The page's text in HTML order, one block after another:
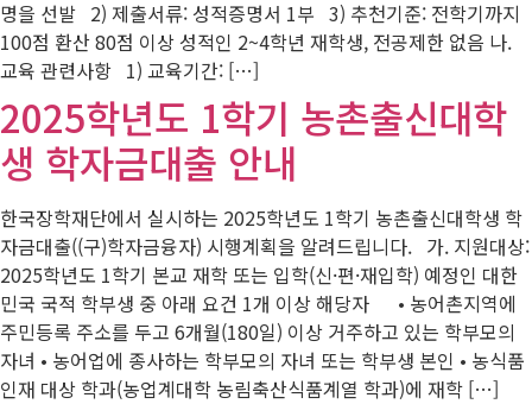
명을 선발 2) 제출서류: 성적증명서 1부 3) 추천기준: 전학기까지
100점 환산 80점 이상 성적인 2~4학년 재학생, 전공제한 없음 나.
교육 관련사항 1) 교육기간: […]
2025학년도 1학기 농촌출신대학
생 학자금대출 안내
한국장학재단에서 실시하는 2025학년도 1학기 농촌출신대학생 학
자금대출((구)학자금융자) 시행계획을 알려드립니다. 가. 지원대상:
2025학년도 1학기 본교 재학 또는 입학(신·편·재입학) 예정인 대한
민국 국적 학부생 중 아래 요건 1개 이상 해당자 • 농어촌지역에
주민등록 주소를 두고 6개월(180일) 이상 거주하고 있는 학부모의
자녀 • 농어업에 종사하는 학부모의 자녀 또는 학부생 본인 • 농식품
인재 대상 학과(농업계대학 농림축산식품계열 학과)에 재학 […]